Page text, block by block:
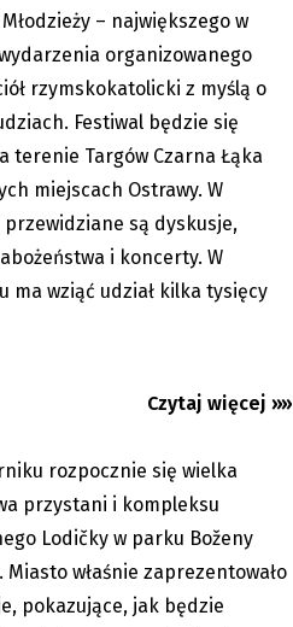
– największego w
organizowanego
rzymskokatolicki z myślą o
Festiwal będzie się
terenie Targów Czarna Łąka
miejscach Ostrawy. W
są dyskusje,
i koncerty. W
ma wziąć udział kilka tysięcy
Czytaj więcej »»
06.08.2026
zmiana kompleksu
parku Boženy
rozpocznie się wielka
przystani i kompleksu
Lodičky w parku Boženy
Miasto właśnie zaprezentowało
pokazujące, jak będzie